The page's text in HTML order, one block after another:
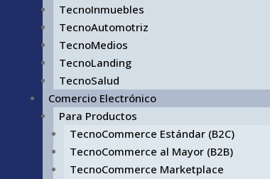
TecnoInmuebles
TecnoAutomotriz
TecnoMedios
TecnoLanding
TecnoSalud
Comercio Electrónico
Para Productos
TecnoCommerce Estándar (B2C)
TecnoCommerce al Mayor (B2B)
TecnoCommerce Marketplace